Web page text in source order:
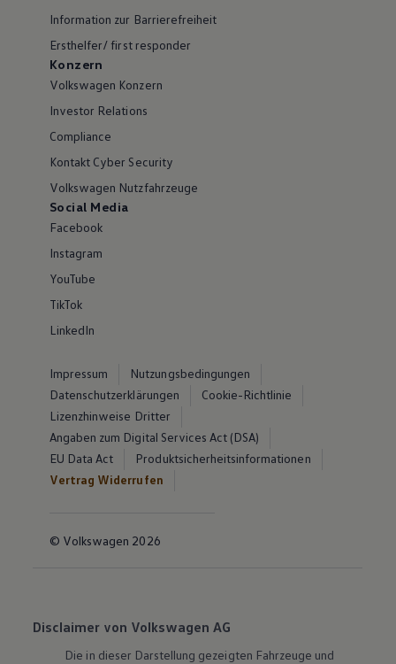
Information zur Barrierefreiheit
Ersthelfer/ first responder
Konzern
Volkswagen Konzern
Investor Relations
Compliance
Kontakt Cyber Security
Volkswagen Nutzfahrzeuge
Social Media
Facebook
Instagram
YouTube
TikTok
LinkedIn
Impressum
Nutzungsbedingungen
Datenschutzerklärungen
Cookie-Richtlinie
Lizenzhinweise Dritter
Angaben zum Digital Services Act (DSA)
EU Data Act
Produktsicherheitsinformationen
Vertrag Widerrufen
© Volkswagen 2026
Disclaimer von Volkswagen AG
Die in dieser Darstellung gezeigten Fahrzeuge und